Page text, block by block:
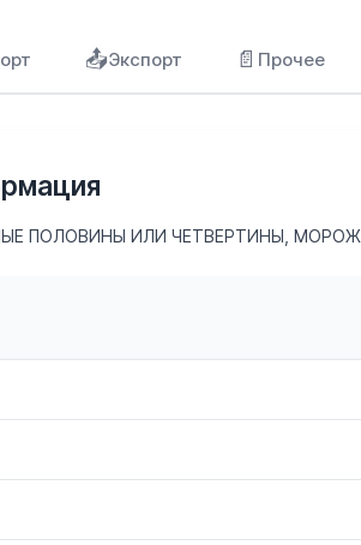
📤Экспорт 📄 Прочее
ПОЛОВИНЫ ИЛИ ЧЕТВЕРТИНЫ,